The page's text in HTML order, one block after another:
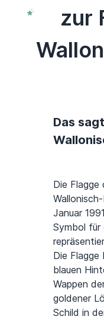
zur
Das
Die Flagge
Januar
Symbol für
Die Flagge
blauen
Wappen
goldener
Schild in